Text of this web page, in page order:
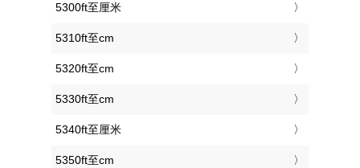
5300ft至厘米
5310ft至cm
5320ft至cm
5330ft至cm
5340ft至厘米
5350ft至cm